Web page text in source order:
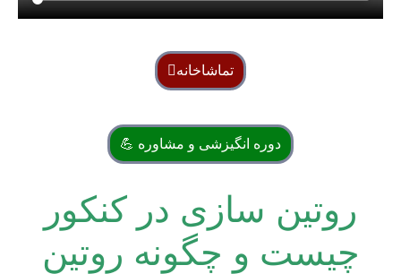
تماشاخانه
دوره انگیزشی و مشاوره 💪
روتین سازی در کنکور
چیست و چگونه روتین